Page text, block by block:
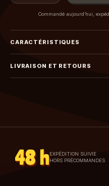
Commandé aujourd’hui,
CARACTÉRISTIQUES
LIVRAISON ET RETOURS
48 h EXPÉDITION SUIVIE
HORS PRÉCOMMANDES